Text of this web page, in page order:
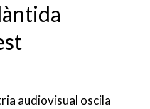
audiovisual oscila